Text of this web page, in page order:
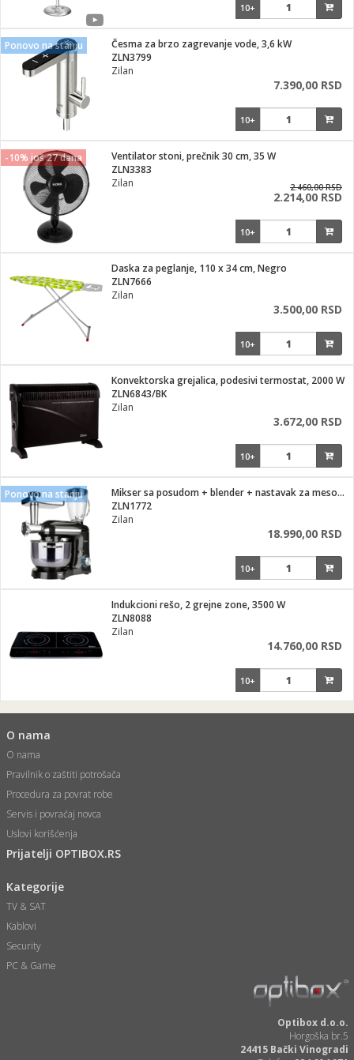
10+
Ponovo na stanju
Česma za brzo zagrevanje vode, 3,6 kW
ZLN3799
Zilan
7.390,00 RSD
10+
-10% još 27 dana
Ventilator stoni, prečnik 30 cm, 35 W
ZLN3383
Zilan
2.460,00 RSD
2.214,00 RSD
10+
Daska za peglanje, 110 x 34 cm, Negro
ZLN7666
Zilan
3.500,00 RSD
10+
Konvektorska grejalica, podesivi termostat, 2000 W
ZLN6843/BK
Zilan
3.672,00 RSD
10+
Ponovo na stanju
Mikser sa posudom + blender + nastavak za meso, 1400 W
ZLN1772
Zilan
18.990,00 RSD
10+
Indukcioni rešo, 2 grejne zone, 3500 W
ZLN8088
Zilan
14.760,00 RSD
10+
O nama
O nama
Pravilnik o zaštiti potrošača
Procedura za povrat robe
Servis i povraćaj novca
Uslovi korišćenja
Prijatelji OPTIBOX.RS
Kategorije
TV & SAT
Kablovi
Security
PC & Game
Optibox d.o.o.
Horgoška br.5
24415 Bački Vinogradi